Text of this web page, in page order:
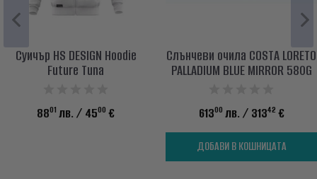
Суичър HS DESIGN Hoodie
Future Tuna
8801 лв. / 4500 €
Слънчеви очила COSTA LORETO
PALLADIUM BLUE MIRROR 580G
61300 лв. / 31342 €
ДОБАВИ В КОШНИЦАТА